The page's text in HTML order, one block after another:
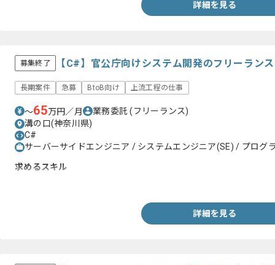
詳細を見る
募集終了 【C#】官公庁向けシステム開発のフリーラン
長期案件 急募 BtoB向け 上流工程の仕事
〜65万円／月 業務委託(フリーランス)
溝の口(神奈川県)
C#
サーバーサイドエンジニア / システムエンジニア(SE) / プログ
求めるスキル
詳細を見る